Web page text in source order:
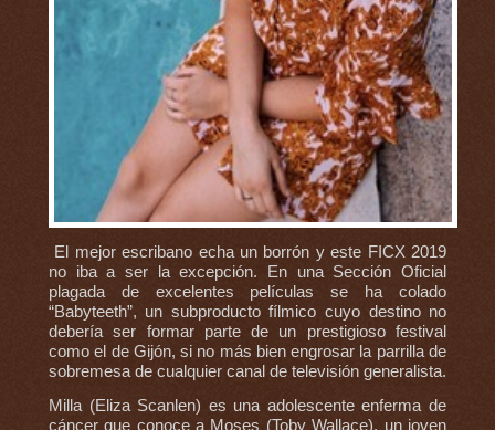
El mejor escribano echa un borrón y este FICX 2019
no iba a ser la excepción. En una Sección Oficial
plagada de excelentes películas se ha colado
“Babyteeth”, un subproducto fílmico cuyo destino no
debería ser formar parte de un prestigioso festival
como el de Gijón, si no más bien engrosar la parrilla de
sobremesa de cualquier canal de televisión generalista.
Milla (Eliza Scanlen) es una adolescente enferma de
cáncer que conoce a Moses (Toby Wallace), un joven